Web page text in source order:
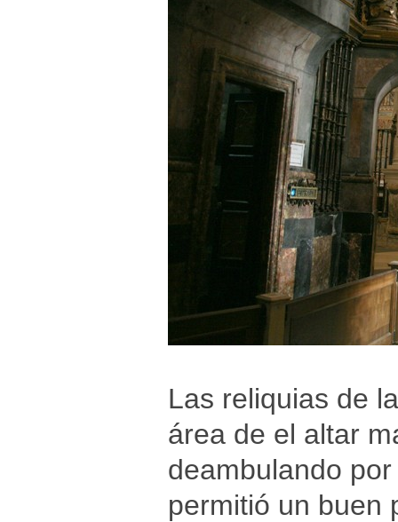
Las reliquias de
área de el altar
deambulando
permitió un buen